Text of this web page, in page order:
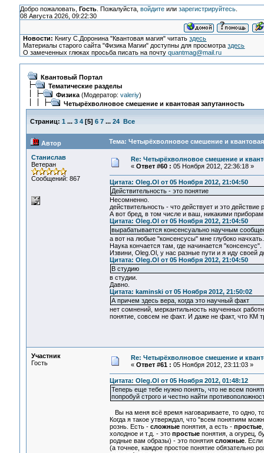
Добро пожаловать, Гость. Пожалуйста, войдитеили зарегистрируйтесь.
08 Августа 2026, 09:22:30
Новости: Книгу С.Доронина "Квантовая магия" читатьздесь
Материалы старого сайта "Физика Магии" доступны для просмотраздесь
О замеченных глюках просьба писать на почтуquantmag@mail.ru
Квантовый Портал
Тематические разделы
Физика(Модератор: valeriy)
Четырёхволновое смешение и квантовая запутанность
Страниц: 1 ... 3 4[5] 6 7 ... 24 Все
Автор Тема: Четырёхволновое смешение и
Станислав
Ветеран
Сообщений: 867
Re: Четырёхволновое смешение и
« Ответ #60 : 05 Ноября 2012, 22:36:18 »
Цитата: Oleg.Ol от 05 Ноября 2012, 21:04:50
Действительность - это понятие
Несомненно.
действительность - что действует и это действие
А вот бред, в том числе и ваш, никакими
Цитата: Oleg.Ol от 05 Ноября 2012, 21:04:50
вырабатывается консенсуально научным
а вот на любые "консенсусы" мне глубоко начхать.
Наука кончается там, где начинается "консенсус".
Извини, Oleg.Ol, у нас разные пути и я иду своей
Цитата: Oleg.Ol от 05 Ноября 2012, 21:04:50
В студию
в студии.
Давно.
Цитата: kaminski от 05 Ноября 2012, 21:50:02
А причем здесь вера, когда это научный факт
нет сомнений, меркантильность наученных
понятие, совсем не факт. И даже не факт, что КМ
Участник
Гость
Re: Четырёхволновое смешение и
« Ответ #61 : 05 Ноября 2012, 23:11:03 »
Цитата: Oleg.Ol от 05 Ноября 2012, 01:48:12
Теперь еще тебе нужно понять, что не всем
попробуй строго и честно найти
Вы на меня всё время наговариваете, то одно,
Когда я такое утверждал, что "всем понятиям
рознь. Есть - сложныепонятия, а есть - простые,
холодное и т.д. - это простыепонятия, а огурец,
родные вам образы) - это понятия сложные.
(а точнее, каждое простое понятие обязательно